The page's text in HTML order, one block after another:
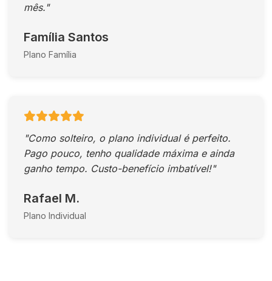
mês."
Família Santos
Plano Família
"Como solteiro, o plano individual é perfeito.
Pago pouco, tenho qualidade máxima e ainda
ganho tempo. Custo-benefício imbatível!"
Rafael M.
Plano Individual